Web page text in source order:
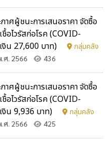
าศผู้ชนะการเสนอราคา จัดซื้อ
อไวรัสก่อโรค (COVID-
งิน 27,600 บาท)
กลุ่มคลัง
ศ. 2566 436
าศผู้ชนะการเสนอราคา จัดซื้อ
อไวรัสก่อโรค (COVID-
งิน 9,936 บาท)
กลุ่มคลัง
ศ. 2566 425